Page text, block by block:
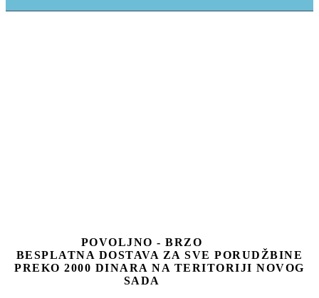
POVOLJNO - BRZO
BESPLATNA DOSTAVA ZA SVE PORUDŽBINE
PREKO 2000 DINARA NA TERITORIJI NOVOG
SADA